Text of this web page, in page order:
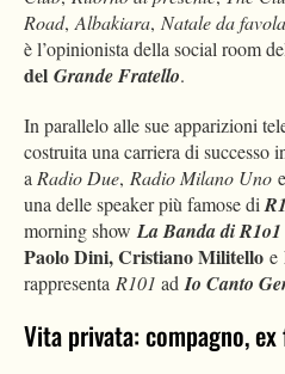
Road,Albakiara, Natale da favola
è l’opinionista della social room
del Grande Fratello.
In parallelo alle sue apparizioni
costruita una carriera di successo
aRadio Due, Radio Milano Uno e
una delle speaker più famose di
morning showLa Banda di R1o1
Paolo Dini, Cristiano Militello e
rappresenta R101 adIo Canto
Vita privata: compagno,